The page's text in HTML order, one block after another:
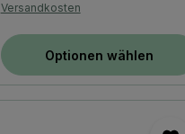
Versandkosten
Optionen wählen